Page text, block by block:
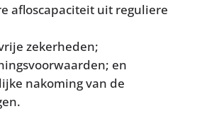
afloscapaciteit uit reguliere
zekerheden;
en
nakoming van de